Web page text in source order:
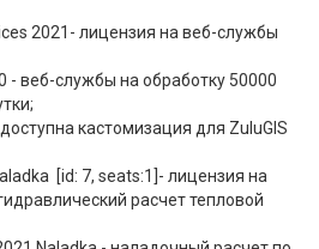
2021- лицензия на веб-службы
- веб-службы на обработку 50000
кастомизация для ZuluGIS
[id: 7, seats:1]- лицензия на
расчет тепловой